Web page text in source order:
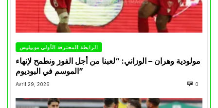
الرابطة المحترفة الأولى موبيليس
مولودية وهران – الوزاني: “لعبنا من أجل الفوز ونطمح لإنهاء
الموسم في البوديوم”
Avril 29, 2026 0